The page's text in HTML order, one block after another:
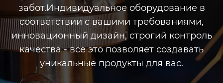
забот.Индивидуальное оборудование в
соответствии с вашими требованиями,
инновационный дизайн, строгий контроль
качества - все это позволяет создавать
уникальные продукты для вас.